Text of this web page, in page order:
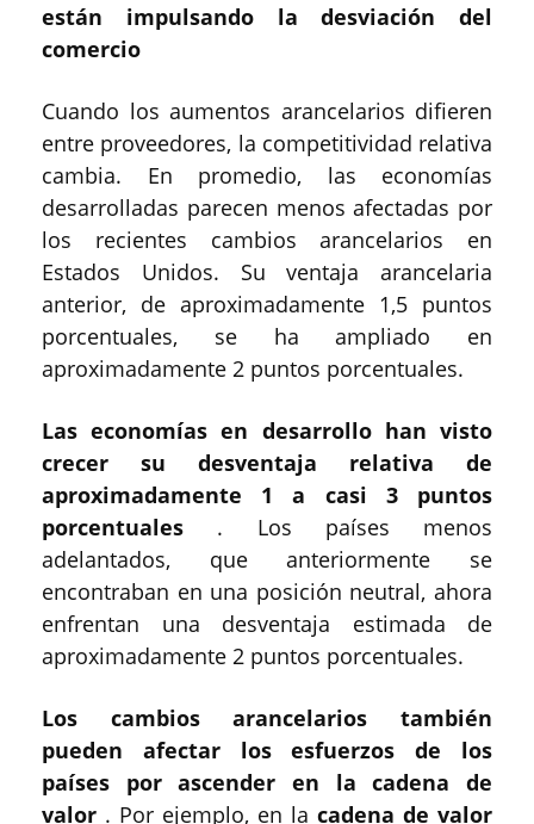
están impulsando la desviación del
comercio
Cuando los aumentos arancelarios difieren
entre proveedores, la competitividad relativa
cambia. En promedio, las economías
desarrolladas parecen menos afectadas por
los recientes cambios arancelarios en
Estados Unidos. Su ventaja arancelaria
anterior, de aproximadamente 1,5 puntos
porcentuales, se ha ampliado en
aproximadamente 2 puntos porcentuales.
Las economías en desarrollo han visto
crecer su desventaja relativa de
aproximadamente 1 a casi 3 puntos
porcentuales . Los países menos
adelantados, que anteriormente se
encontraban en una posición neutral, ahora
enfrentan una desventaja estimada de
aproximadamente 2 puntos porcentuales.
Los cambios arancelarios también
pueden afectar los esfuerzos de los
países por ascender en la cadena de
valor . Por ejemplo, en la cadena de valor